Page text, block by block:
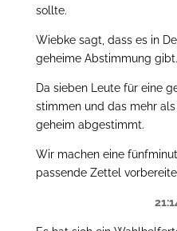
sollte.
Wiebke sagt, dass es in
geheime Abstimmung gibt.
Da sieben Leute für eine
stimmen und das mehr
geheim abgestimmt.
Wir machen eine
passende Zettel